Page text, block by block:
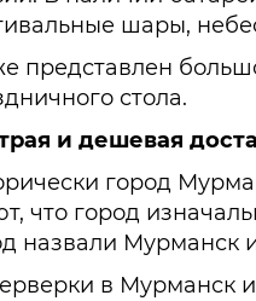
шары,
представлен
стола.
и дешевая
город
что город
назвали Мурманск
в Мурманск